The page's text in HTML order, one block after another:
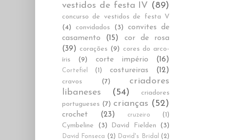
vestidos de festa IV (89)
concurso de vestidos de festa V
(4)
convidados (3)
convites de
casamento
(15)
cor de rosa
(39) corações (9) cores do arco-
íris
(9) corte império (16)
Cortefiel (1) costureiras (12)
cravos (7)
criadores
libaneses
(54)
criadores
portugueses (7) crianças (52)
crochet (23) cruzeiro (1)
Cymbeline (3) David Fielden (3)
David Fonseca (2) David's Bridal (2)